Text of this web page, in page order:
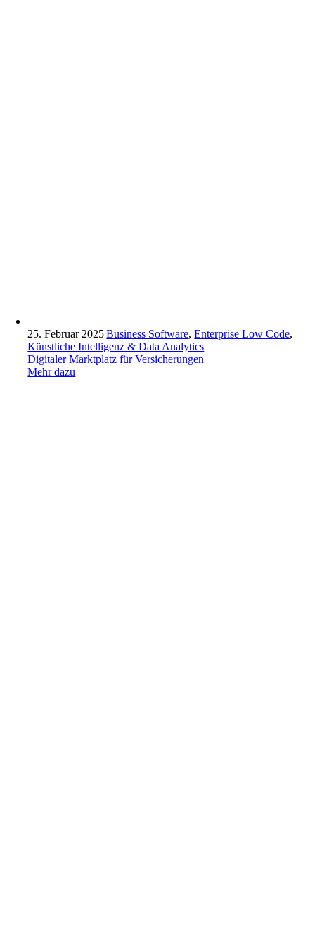
25. Februar 2025|Business Software,Enterprise Low Code,
Künstliche Intelligenz & Data Analytics|
Digitaler Marktplatz für Versicherungen
Mehr dazu